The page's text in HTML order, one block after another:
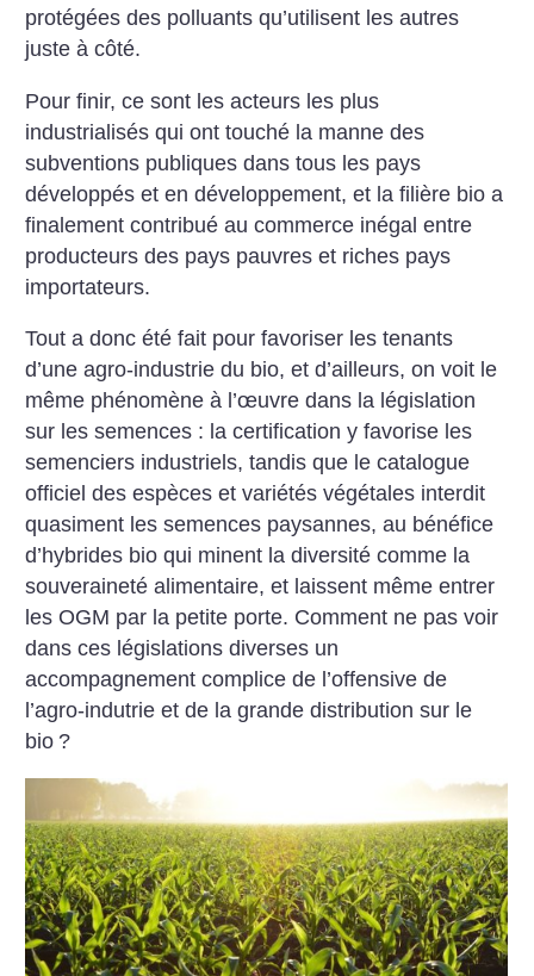
protégées des polluants qu’utilisent les autres
juste à côté.
Pour finir, ce sont les acteurs les plus
industrialisés qui ont touché la manne des
subventions publiques dans tous les pays
développés et en développement, et la filière bio a
finalement contribué au commerce inégal entre
producteurs des pays pauvres et riches pays
importateurs.
Tout a donc été fait pour favoriser les tenants
d’une agro-industrie du bio, et d’ailleurs, on voit le
même phénomène à l’œuvre dans la législation
sur les semences : la certification y favorise les
semenciers industriels, tandis que le catalogue
officiel des espèces et variétés végétales interdit
quasiment les semences paysannes, au bénéfice
d’hybrides bio qui minent la diversité comme la
souveraineté alimentaire, et laissent même entrer
les OGM par la petite porte. Comment ne pas voir
dans ces législations diverses un
accompagnement complice de l’offensive de
l’agro-indutrie et de la grande distribution sur le
bio ?